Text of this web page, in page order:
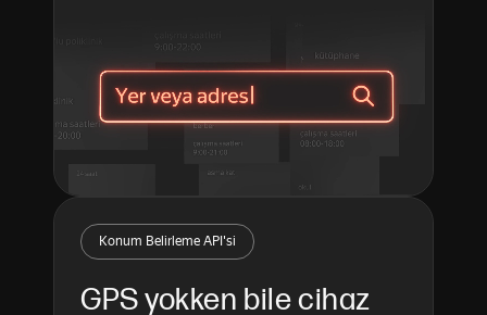
Konum Belirleme API'si
GPS yokken bile cihaz